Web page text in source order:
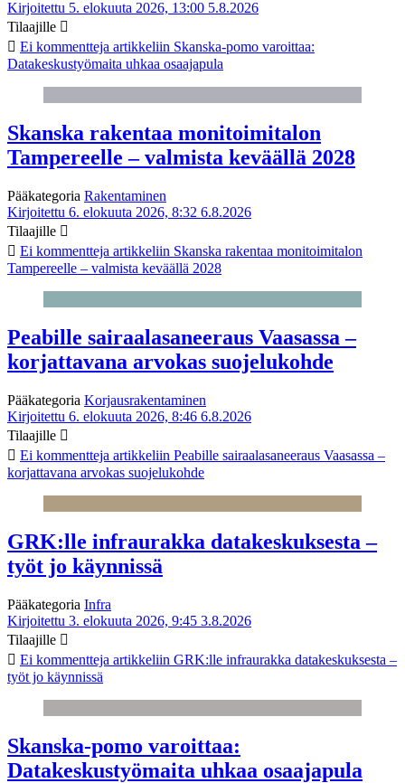
Kirjoitettu 5. elokuuta 2026, 13:00 5.8.2026
Tilaajille
Ei kommentteja artikkeliin Skanska-pomo varoittaa:
Datakeskustyömaita uhkaa osaajapula
Skanska rakentaa monitoimitalon
Tampereelle – valmista keväällä 2028
Pääkategoria Rakentaminen
Kirjoitettu 6. elokuuta 2026, 8:32 6.8.2026
Tilaajille
Ei kommentteja artikkeliin Skanska rakentaa monitoimitalon
Tampereelle – valmista keväällä 2028
Peabille sairaalasaneeraus Vaasassa –
korjattavana arvokas suojelukohde
Pääkategoria Korjausrakentaminen
Kirjoitettu 6. elokuuta 2026, 8:46 6.8.2026
Tilaajille
Ei kommentteja artikkeliin Peabille sairaalasaneeraus Vaasassa –
korjattavana arvokas suojelukohde
GRK:lle infraurakka datakeskuksesta –
työt jo käynnissä
Pääkategoria Infra
Kirjoitettu 3. elokuuta 2026, 9:45 3.8.2026
Tilaajille
Ei kommentteja artikkeliin GRK:lle infraurakka datakeskuksesta –
työt jo käynnissä
Skanska-pomo varoittaa:
Datakeskustyömaita uhkaa osaajapula